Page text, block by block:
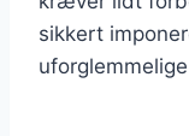
sikkert